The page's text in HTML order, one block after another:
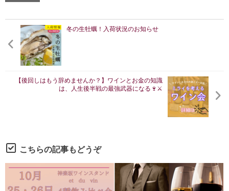
冬の生牡蠣！入荷状況のお知らせ
【後回しはもう辞めませんか？】ワインとお金の知識
は、人生後半戦の最強武器になる🍷⚔️
こちらの記事もどうぞ